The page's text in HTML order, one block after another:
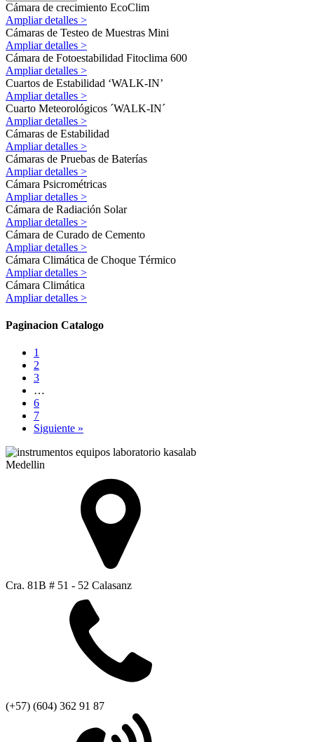
Cámara de crecimiento EcoClim
Ampliar detalles >
Cámaras de Testeo de Muestras Mini
Ampliar detalles >
Cámara de Fotoestabilidad Fitoclima 600
Ampliar detalles >
Cuartos de Estabilidad ‘WALK-IN’
Ampliar detalles >
Cuarto Meteorológicos ´WALK-IN´
Ampliar detalles >
Cámaras de Estabilidad
Ampliar detalles >
Cámaras de Pruebas de Baterías
Ampliar detalles >
Cámara Psicrométricas
Ampliar detalles >
Cámara de Radiación Solar
Ampliar detalles >
Cámara de Curado de Cemento
Ampliar detalles >
Cámara Climática de Choque Térmico
Ampliar detalles >
Cámara Climática
Ampliar detalles >
Paginacion Catalogo
1
2
3
…
6
7
Siguiente »
Medellin
Cra. 81B # 51 - 52 Calasanz
(+57) (604) 362 91 87